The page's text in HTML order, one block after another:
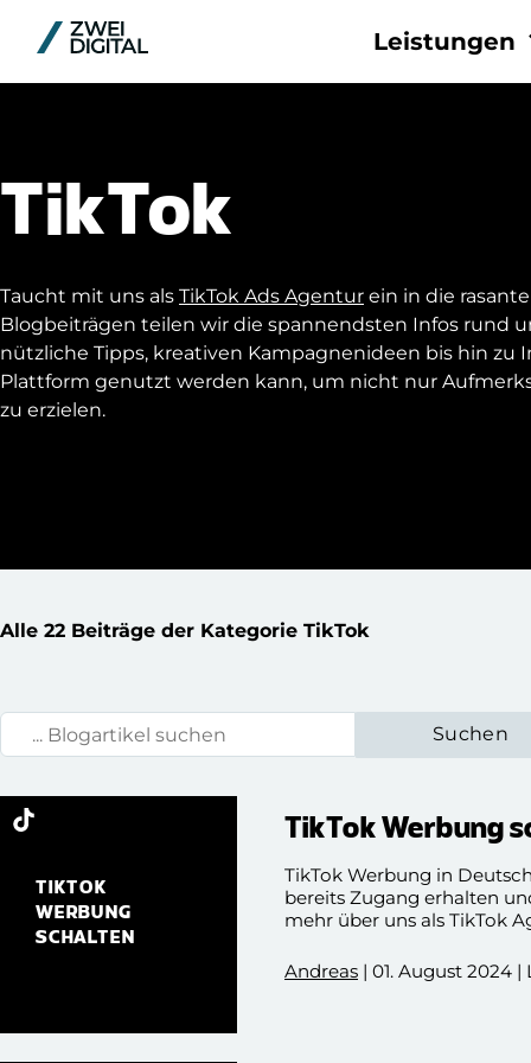
Leistungen
Google
Reddit
TikTok
Taucht mit uns als TikTok Ads Agentur ein in die
Blogbeiträgen teilen wir die spannendsten Infos rund
nützliche Tipps, kreativen Kampagnenideen bis hin zu
Plattform genutzt werden kann, um nicht nur
zu erzielen.
Alle 22 Beiträge der Kategorie TikTok
Blogartikel suchen:
TIKTOK
WERBUNG
SCHALTEN
TikTok Werbung
TikTok Werbung in
bereits Zugang erhalten
mehr über uns als TikTok
Andreas | 01. August 2024